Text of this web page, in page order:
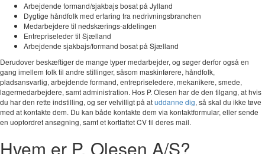
Arbejdende formand/sjakbajs bosat på Jylland
Dygtige håndfolk med erfaring fra nedrivningsbranchen
Medarbejdere til nedskærings-afdelingen
Entrepriseleder til Sjælland
Arbejdende sjakbajs/formand bosat på Sjælland
Derudover beskæftiger de mange typer medarbejder, og søger derfor også en
gang imellem folk til andre stillinger, såsom maskinførere, håndfolk,
pladsansvarlig, arbejdende formand, entrepriseledere, mekanikere, smede,
lagermedarbejdere, samt administration. Hos P. Olesen har de den tilgang, at hvis
du har den rette indstilling, og ser velvilligt på atuddanne dig, så skal du ikke tøve
med at kontakte dem. Du kan både kontakte dem via kontaktformular, eller sende
en uopfordret ansøgning, samt et kortfattet CV til deres mail.
Hvem er P. Olesen A/S?